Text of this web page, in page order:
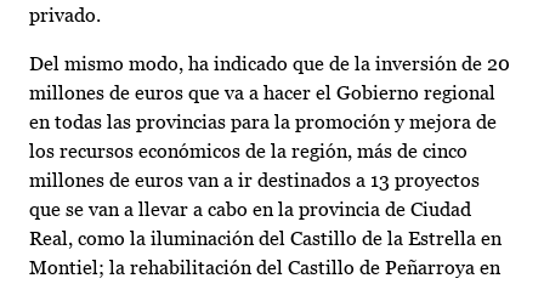
privado.
Del mismo modo, ha indicado que de la inversión de 20
millones de euros que va a hacer el Gobierno regional
en todas las provincias para la promoción y mejora de
los recursos económicos de la región, más de cinco
millones de euros van a ir destinados a 13 proyectos
que se van a llevar a cabo en la provincia de Ciudad
Real, como la iluminación del Castillo de la Estrella en
Montiel; la rehabilitación del Castillo de Peñarroya en